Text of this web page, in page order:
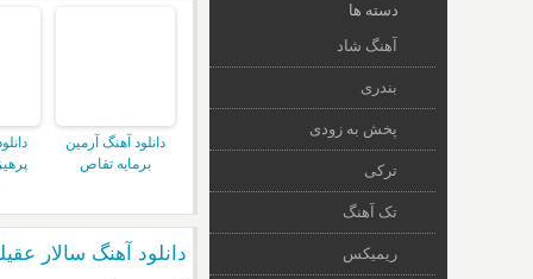
دانلود آهنگ آرمین
برمایه تقاص
دانلود آهنگ سالار
دسته ها
آهنگ شاد
بندری
پخش به زودی
ترکی
تک آهنگ
ریمیکس